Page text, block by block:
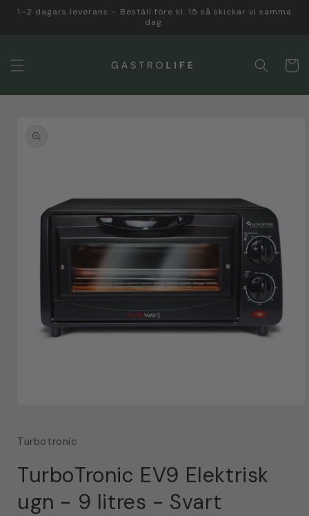
vidare
1–2 dagars leverans – Beställ före kl. 15 så skickar vi samma
dag.
iTurbotronic
TurboTronic EV9 Elektrisk
ugn - 9 litres - Svart